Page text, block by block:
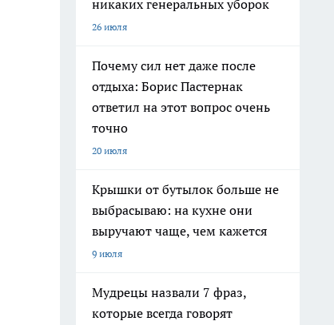
никаких генеральных уборок
26 июля
Почему сил нет даже после
отдыха: Борис Пастернак
ответил на этот вопрос очень
точно
20 июля
Крышки от бутылок больше не
выбрасываю: на кухне они
выручают чаще, чем кажется
9 июля
Мудрецы назвали 7 фраз,
которые всегда говорят